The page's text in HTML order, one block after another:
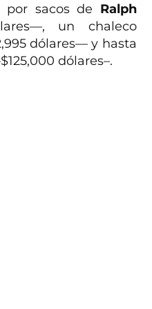
por sacos de Ralph
un chaleco
dólares— y hasta
dólares–.